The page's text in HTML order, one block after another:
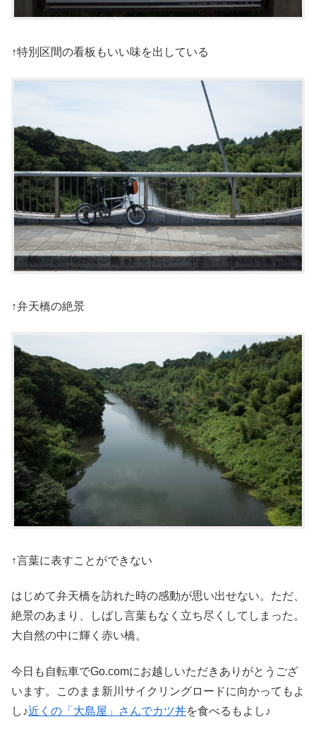
↑特別区間の看板もいい味を出している
↑弁天橋の絶景
↑言葉に表すことができない
はじめて弁天橋を訪れた時の感動が思い出せない。ただ、
絶景のあまり、しばし言葉もなく立ち尽くしてしまった。
大自然の中に輝く赤い橋。
今日も自転車でGo.comにお越しいただきありがとうござ
います。このまま新川サイクリングロードに向かってもよ
し♪近くの「大島屋」さんでカツ丼を食べるもよし♪